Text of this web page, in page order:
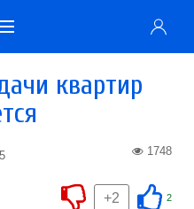
квартир
1748
2
+2